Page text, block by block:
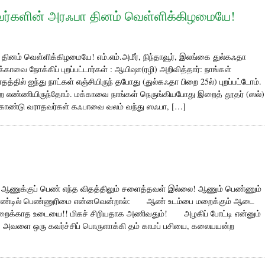
அரஃபா தினம் வெள்ளிக்கிழமையே!
வெள்ளிக்கிழமையே! எம்.எம்.அமீர், நிந்தாவூர், இலங்கை துல்கஃதா
நோக்கிப் புறப்பட்டார்கள் : ஆயிஷா(ரழி) அறிவித்தார்: நாங்கள்
ஐந்து நாட்கள் எஞ்சியிருந் தபோது (துல்கஃதா பிறை 25ல்) புறப்பட்டோம்.
எண்ணியிருந்தோம். மக்காவை நாங்கள் நெருங்கியபோது இறைத் தூதர் (ஸல்)
வராதவர்கள் கஃபாவை வலம் வந்து ஸஃபா, […]
ஆணுக்குப் பெண் எந்த விதத்திலும் சளைத்தவள் இல்லை! ஆணும் பெண்ணும்
பெண்ணுரிமை என்னவென்றால்: ஆண் உடம்பை மறைக்கும் ஆடை
உடையை!! மிகச் சிறியதாக அணிவதும்! அழகிப் போட்டி என்னும்
ஒரு கவர்ச்சிப் பொருளாக்கி தம் காமப் பசியை, கலையயன்ற